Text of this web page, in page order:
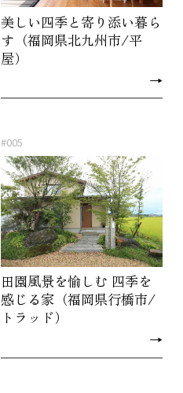
美しい四季と寄り添い暮ら
す（福岡県北九州市/平
屋）
→
#005
田園風景を愉しむ 四季を
感じる家（福岡県行橋市/
トラッド）
→